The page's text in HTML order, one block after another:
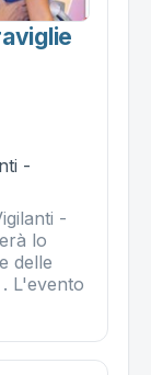
-
-
lo
delle
L'evento